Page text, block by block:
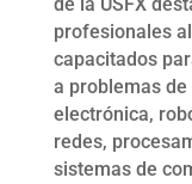
profesionales
capacitados
a problemas
electrónica,
redes,
sistemas de